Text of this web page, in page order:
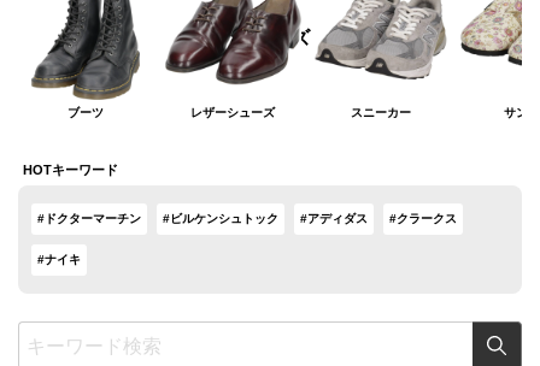
シューズ
ブーツ レザーシューズ スニーカー サン
HOTキーワード
#ドクターマーチン #ビルケンシュトック #アディダス #クラークス
#ナイキ